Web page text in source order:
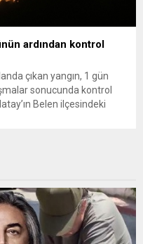
ardından kontrol
çıkan yangın, 1 gün
sonucunda kontrol
Belen ilçesindeki
40 arazöz, 13 su...